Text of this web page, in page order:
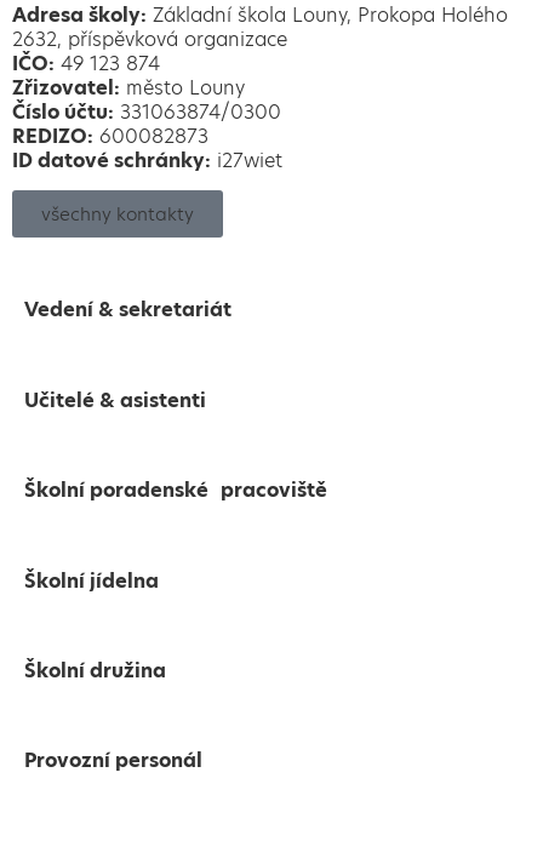
Adresa školy: Základní škola Louny, Prokopa Holého
2632, příspěvková organizace
IČO: 49 123 874
Zřizovatel: město Louny
Číslo účtu: 331063874/0300
REDIZO: 600082873
ID datové schránky: i27wiet
všechny kontakty
Vedení & sekretariát
Učitelé & asistenti
Školní poradenské pracoviště
Školní jídelna
Školní družina
Provozní personál